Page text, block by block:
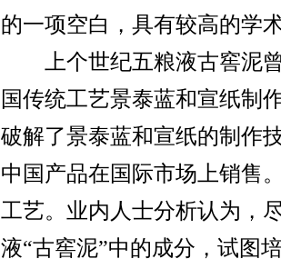
的一项空白，具有较高的学
上个世纪五粮液古窖泥曾
国传统工艺景泰蓝和宣纸制
破解了景泰蓝和宣纸的制作
中国产品在国际市场上销售
工艺。业内人士分析认为，
液“古窖泥”中的成分，试图